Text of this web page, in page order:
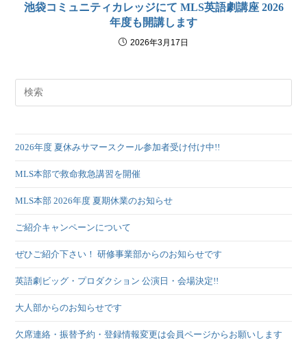
池袋コミュニティカレッジにて MLS英語劇講座 2026
年度も開講します
2026年3月17日
2026年度 夏休みサマースクール参加者受け付け中!!
MLS本部で救命救急講習を開催
MLS本部 2026年度 夏期休業のお知らせ
ご紹介キャンペーンについて
ぜひご紹介下さい！ 研修事業部からのお知らせです
英語劇ビッグ・プロダクション 公演日・会場決定!!
大人部からのお知らせです
欠席連絡・振替予約・登録情報変更は会員ページからお願いします